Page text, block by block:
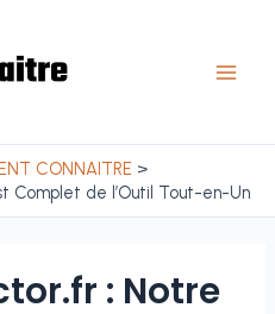
CONNAITRE
Complet de l’Outil Tout-en-Un
: Notre